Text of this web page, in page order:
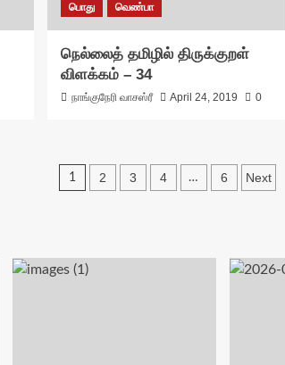
பொது
வெண்பா
நெல்லைத் தமிழில் திருக்குறள்
விளக்கம் – 34
நாங்குநேரி வாசஸ்ரீ April 24, 2019 0
Posts
1 2 3 4 … 6 Next